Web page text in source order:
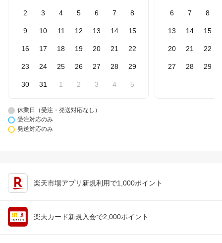
2 3 4 5 6 7 8
9 10 11 12 13 14 15
16 17 18 19 20 21 22
23 24 25 26 27 28 29
30 31 1 2 3 4 5
6 7 8
13 14 15
20 21 22
27 28 29
休業日（受注・発送対応なし）
受注対応のみ
発送対応のみ
楽天市場アプリ新規利用で1,000ポイント
楽天カード新規入会で2,000ポイント